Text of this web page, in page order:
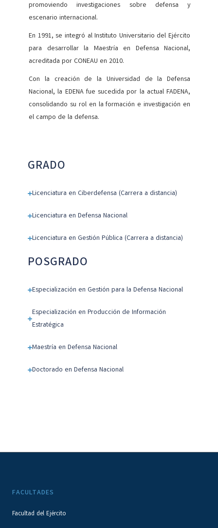
promoviendo investigaciones sobre defensa y
escenario internacional.
En 1991, se integró al Instituto Universitario del Ejército
para desarrollar la Maestría en Defensa Nacional,
acreditada por CONEAU en 2010.
Con la creación de la Universidad de la Defensa
Nacional, la EDENA fue sucedida por la actual FADENA,
consolidando su rol en la formación e investigación en
el campo de la defensa.
GRADO
Licenciatura en Ciberdefensa (Carrera a distancia)
Licenciatura en Defensa Nacional
Licenciatura en Gestión Pública (Carrera a distancia)
POSGRADO
Especialización en Gestión para la Defensa Nacional
Especialización en Producción de Información
Estratégica
Maestría en Defensa Nacional
Doctorado en Defensa Nacional
FACULTADES
Facultad del Ejército